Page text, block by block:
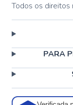
Todos os direitos
PARA